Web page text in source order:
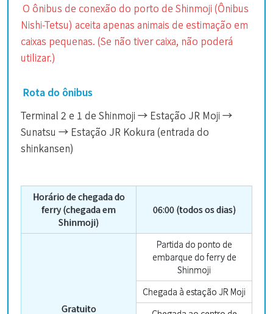
O ônibus de conexão do porto de Shinmoji (Ônibus
Nishi-Tetsu) aceita apenas animais de estimação em
caixas pequenas. (Se não tiver caixa, não poderá
utilizar.)
Rota do ônibus
Terminal 2 e 1 de Shinmoji → Estação JR Moji →
Sunatsu → Estação JR Kokura (entrada do
shinkansen)
Horário de chegada do
ferry (chegada em
Shinmoji)
06:00 (todos os dias)
Gratuito
Partida do ponto de
embarque do ferry de
Shinmoji
Chegada à estação JR Moji